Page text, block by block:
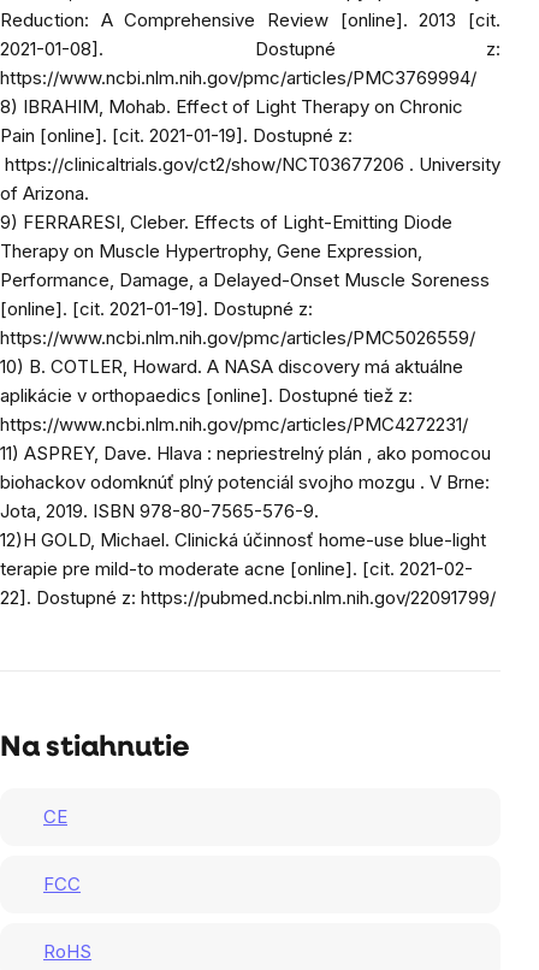
Reduction: A Comprehensive Review [online]. 2013 [cit.
2021-01-08]. Dostupné z:
https://www.ncbi.nlm.nih.gov/pmc/articles/PMC3769994/
8) IBRAHIM, Mohab. Effect of Light Therapy on Chronic
Pain [online]. [cit. 2021-01-19]. Dostupné z:
https://clinicaltrials.gov/ct2/show/NCT03677206 . University
of Arizona.
9) FERRARESI, Cleber. Effects of Light-Emitting Diode
Therapy on Muscle Hypertrophy, Gene Expression,
Performance, Damage, a Delayed-Onset Muscle Soreness
[online]. [cit. 2021-01-19]. Dostupné z:
https://www.ncbi.nlm.nih.gov/pmc/articles/PMC5026559/
10) B. COTLER, Howard. A NASA discovery má aktuálne
aplikácie v orthopaedics [online]. Dostupné tiež z:
https://www.ncbi.nlm.nih.gov/pmc/articles/PMC4272231/
11) ASPREY, Dave. Hlava : nepriestrelný plán , ako pomocou
biohackov odomknúť plný potenciál svojho mozgu . V Brne:
Jota, 2019. ISBN 978-80-7565-576-9.
12)H GOLD, Michael. Clinická účinnosť home-use blue-light
terapie pre mild-to moderate acne [online]. [cit. 2021-02-
22]. Dostupné z: https://pubmed.ncbi.nlm.nih.gov/22091799/
Na stiahnutie
CE
FCC
RoHS